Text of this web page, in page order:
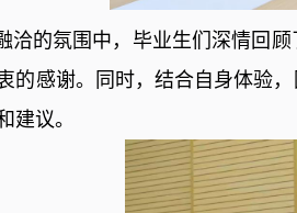
洽的氛围中，毕业生们深情回
的感谢。同时，结合自身体验
建议。